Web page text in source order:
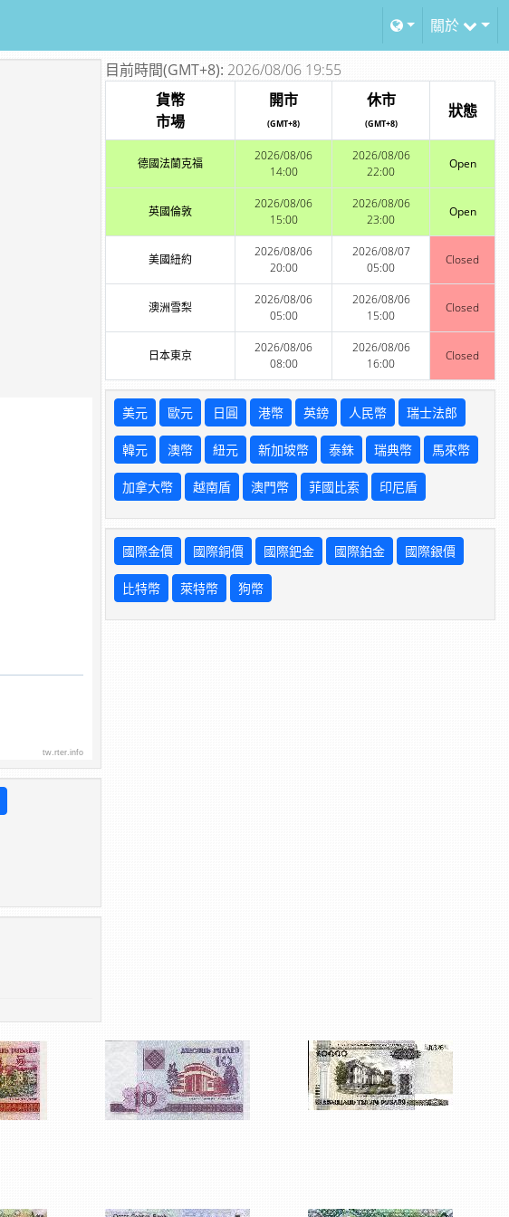
關於
tw.rter.info
目前時間(GMT+8): 2026/08/06 19:55
貨幣
市場
開市
(GMT+8)
休市
(GMT+8)
狀態
德國法蘭克福
2026/08/06
14:00
2026/08/06
22:00
Open
英國倫敦
2026/08/06
15:00
2026/08/06
23:00
Open
美國紐約
2026/08/06
20:00
2026/08/07
05:00
Closed
澳洲雪梨
2026/08/06
05:00
2026/08/06
15:00
Closed
日本東京
2026/08/06
08:00
2026/08/06
16:00
Closed
美元 歐元 日圓 港幣 英鎊 人民幣 瑞士法郎
韓元 澳幣 紐元 新加坡幣 泰銖 瑞典幣 馬來幣
加拿大幣 越南盾 澳門幣 菲國比索 印尼盾
國際金價 國際銅價 國際鈀金 國際鉑金 國際銀價
比特幣 萊特幣 狗幣